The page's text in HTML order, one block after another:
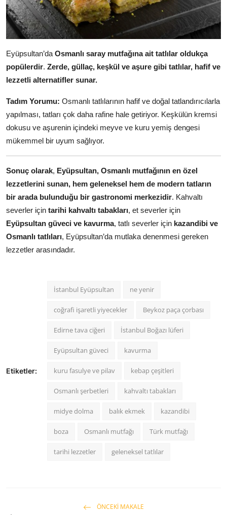
Eyüpsultan’da Osmanlı saray mutfağına ait tatlılar oldukça
popülerdir. Zerde, güllaç, keşkül ve aşure gibi tatlılar, hafif ve
lezzetli alternatifler sunar.
Tadım Yorumu: Osmanlı tatlılarının hafif ve doğal tatlandırıcılarla
yapılması, tatları çok daha rafine hale getiriyor. Keşkülün kremsi
dokusu ve aşurenin içindeki meyve ve kuru yemiş dengesi
mükemmel bir uyum sağlıyor.
Sonuç olarak, Eyüpsultan, Osmanlı mutfağının en özel
lezzetlerini sunan, hem geleneksel hem de modern tatların
bir arada bulunduğu bir gastronomi merkezidir. Kahvaltı
severler için tarihi kahvaltı tabakları, et severler için
Eyüpsultan güveci ve kavurma, tatlı severler için kazandibi ve
Osmanlı tatlıları, Eyüpsultan’da mutlaka denenmesi gereken
lezzetler arasındadır.
Etiketler:
İstanbul Eyüpsultan ne yenir
coğrafi işaretli yiyecekler Beykoz paça çorbası
Edirne tava ciğeri İstanbul Boğazı lüferi
Eyüpsultan güveci kavurma
kuru fasulye ve pilav kebap çeşitleri
Osmanlı şerbetleri kahvaltı tabakları
midye dolma balık ekmek kazandibi
boza Osmanlı mutfağı Türk mutfağı
tarihi lezzetler geleneksel tatlılar
ÖNCEKI MAKALE